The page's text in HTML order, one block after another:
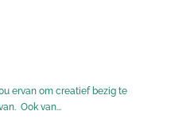
ervan om creatief bezig te
Ook van...